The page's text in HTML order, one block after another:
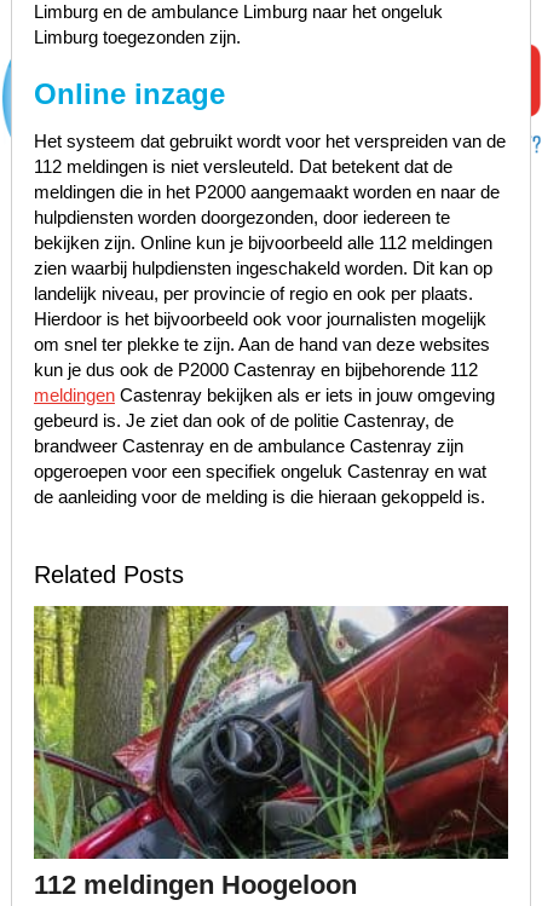
Limburg en de ambulance Limburg naar het ongeluk
Limburg toegezonden zijn.
Online inzage
Het systeem dat gebruikt wordt voor het verspreiden van de
112 meldingen is niet versleuteld. Dat betekent dat de
meldingen die in het P2000 aangemaakt worden en naar de
hulpdiensten worden doorgezonden, door iedereen te
bekijken zijn. Online kun je bijvoorbeeld alle 112 meldingen
zien waarbij hulpdiensten ingeschakeld worden. Dit kan op
landelijk niveau, per provincie of regio en ook per plaats.
Hierdoor is het bijvoorbeeld ook voor journalisten mogelijk
om snel ter plekke te zijn. Aan de hand van deze websites
kun je dus ook de P2000 Castenray en bijbehorende 112
meldingenCastenray bekijken als er iets in jouw omgeving
gebeurd is. Je ziet dan ook of de politie Castenray, de
brandweer Castenray en de ambulance Castenray zijn
opgeroepen voor een specifiek ongeluk Castenray en wat
de aanleiding voor de melding is die hieraan gekoppeld is.
Related Posts
112 meldingen Hoogeloon